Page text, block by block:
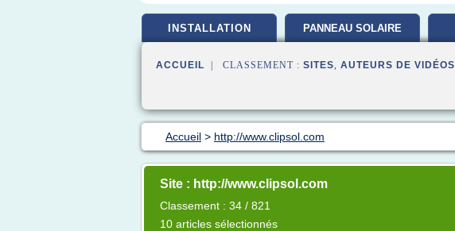
INSTALLATION PANNEAU SOLAIRE
ACCUEIL | CLASSEMENT : SITES, AUTEURS DE VIDÉOS
Accueil > http://www.clipsol.com
Site : http://www.clipsol.com
Classement : 34 / 821
10 articles sélectionnés